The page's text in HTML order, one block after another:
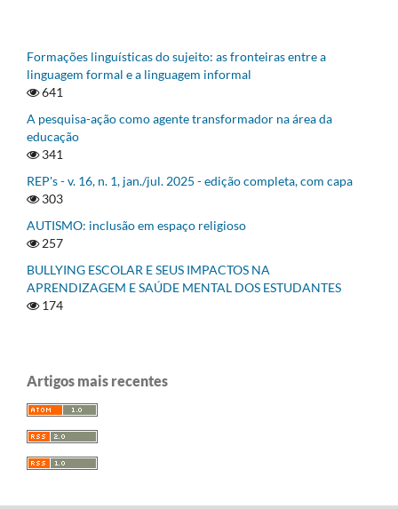
Formações linguísticas do sujeito: as fronteiras entre a
linguagem formal e a linguagem informal
641
A pesquisa-ação como agente transformador na área da
educação
341
REP's - v. 16, n. 1, jan./jul. 2025 - edição completa, com capa
303
AUTISMO: inclusão em espaço religioso
257
BULLYING ESCOLAR E SEUS IMPACTOS NA
APRENDIZAGEM E SAÚDE MENTAL DOS ESTUDANTES
174
Artigos mais recentes